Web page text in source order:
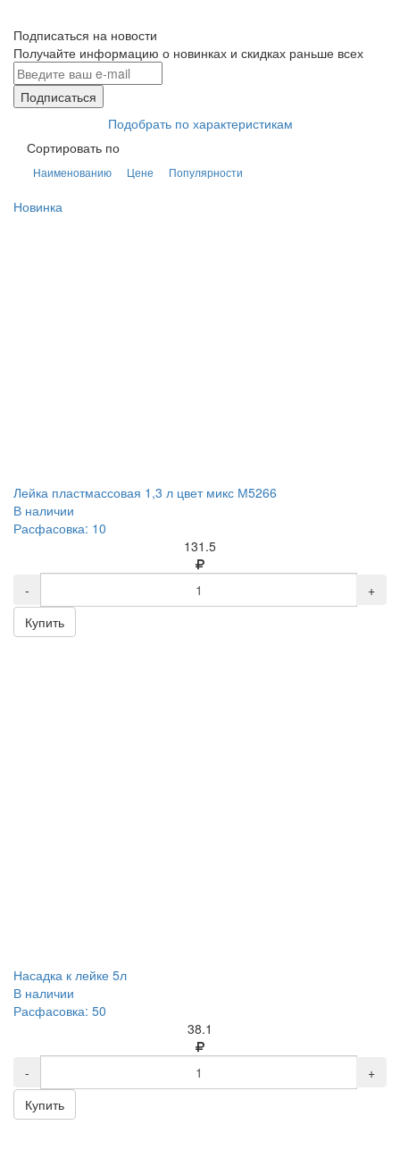
Подписаться на новости
Получайте информацию о новинках и скидках раньше всех
Подписаться
Подобрать по характеристикам
Сортировать по
Наименованию Цене Популярности
Новинка
Лейка пластмассовая 1,3 л цвет микс М5266
В наличии
Расфасовка: 10
131.5
-
+
Купить
Насадка к лейке 5л
В наличии
Расфасовка: 50
38.1
-
+
Купить